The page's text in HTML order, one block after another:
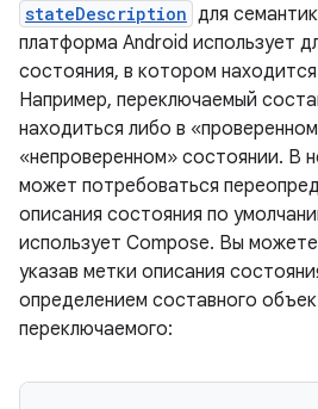
stateDescription для
платформа Android использует
состояния, в котором
Например, переключаемый
находиться либо в
«непроверенном» состоянии. В
может потребоваться
описания состояния по
использует Compose. Вы
указав метки описания
определением составного
переключаемого: